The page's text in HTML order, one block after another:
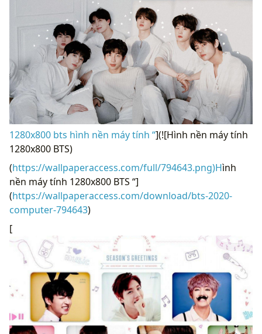
1280x800 bts hình nền máy tính “](![Hình nền máy tính
1280x800 BTS)
(https://wallpaperaccess.com/full/794643.png)Hình
nền máy tính 1280x800 BTS “]
(https://wallpaperaccess.com/download/bts-2020-
computer-794643)
[